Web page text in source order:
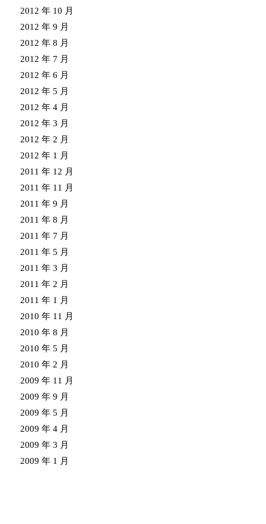
2012 年 10 月
2012 年 9 月
2012 年 8 月
2012 年 7 月
2012 年 6 月
2012 年 5 月
2012 年 4 月
2012 年 3 月
2012 年 2 月
2012 年 1 月
2011 年 12 月
2011 年 11 月
2011 年 9 月
2011 年 8 月
2011 年 7 月
2011 年 5 月
2011 年 3 月
2011 年 2 月
2011 年 1 月
2010 年 11 月
2010 年 8 月
2010 年 5 月
2010 年 2 月
2009 年 11 月
2009 年 9 月
2009 年 5 月
2009 年 4 月
2009 年 3 月
2009 年 1 月